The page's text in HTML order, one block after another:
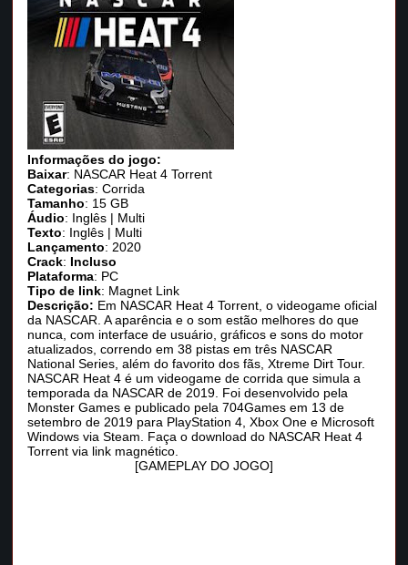
Informações do jogo:
Baixar: NASCAR Heat 4 Torrent
Categorias: Corrida
Tamanho: 15 GB
Áudio: Inglês | Multi
Texto: Inglês | Multi
Lançamento: 2020
Crack: Incluso
Plataforma: PC
Tipo de link: Magnet Link
Descrição: Em NASCAR Heat 4 Torrent, o videogame oficial
da NASCAR. A aparência e o som estão melhores do que
nunca, com interface de usuário, gráficos e sons do motor
atualizados, correndo em 38 pistas em três NASCAR
National Series, além do favorito dos fãs, Xtreme Dirt Tour.
NASCAR Heat 4 é um videogame de corrida que simula a
temporada da NASCAR de 2019. Foi desenvolvido pela
Monster Games e publicado pela 704Games em 13 de
setembro de 2019 para PlayStation 4, Xbox One e Microsoft
Windows via Steam. Faça o download do NASCAR Heat 4
Torrent via link magnético.
[GAMEPLAY DO JOGO]